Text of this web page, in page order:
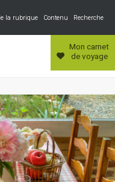
la rubrique Contenu
Recherche
Mon carnet
de voyage